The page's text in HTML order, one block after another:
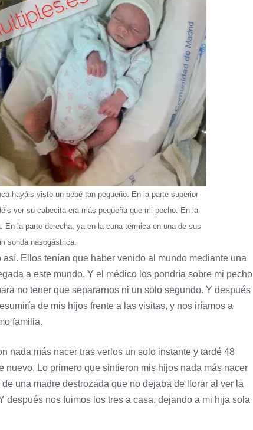
hayáis visto un bebé tan pequeño. En la parte superior
ver su cabecita era más pequeña que mi pecho. En la
En la parte derecha, ya en la cuna térmica en una de sus
sonda nasogástrica.
Ellos tenían que haber venido al mundo mediante una
a este mundo. Y el médico los pondría sobre mi pecho
no tener que separarnos ni un solo segundo. Y después
de mis hijos frente a las visitas, y nos iríamos a
familia.
nada más nacer tras verlos un solo instante y tardé 48
nuevo. Lo primero que sintieron mis hijos nada más nacer
una madre destrozada que no dejaba de llorar al ver la
nos fuimos los tres a casa, dejando a mi hija sola